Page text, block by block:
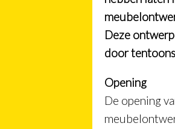
Deze
door
Opening
De opening